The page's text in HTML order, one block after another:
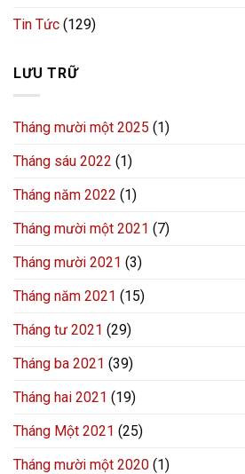
Tin Tức (129)
LƯU TRỮ
Tháng mười một 2025 (1)
Tháng sáu 2022 (1)
Tháng năm 2022 (1)
Tháng mười một 2021 (7)
Tháng mười 2021 (3)
Tháng năm 2021 (15)
Tháng tư 2021 (29)
Tháng ba 2021 (39)
Tháng hai 2021 (19)
Tháng Một 2021 (25)
Tháng mười một 2020 (1)